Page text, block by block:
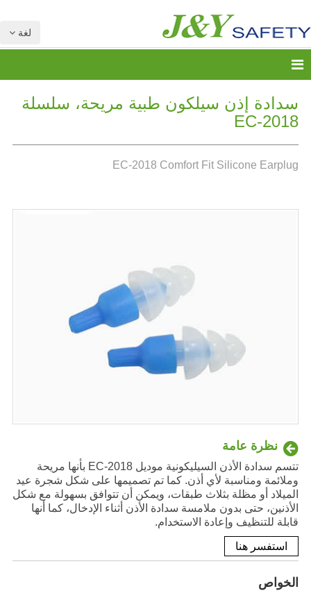
لغة
سدادة إذن سيلكون طبية مريحة، سلسلة
EC-2018
EC-2018 Comfort Fit Silicone Earplug
نظرة عامة
تتسم سدادة الأذن السيليكونية موديل EC-2018 بأنها مريحة
وملائمة ومناسبة لأي أذن. كما تم تصميمها على شكل شجرة عيد
الميلاد أو مظلة بثلاث طبقات، ويمكن أن تتوافق بسهولة مع شكل
الأذنين، حتى بدون ملامسة سدادة الأذن أثناء الإدخال، كما أنها
قابلة للتنظيف وإعادة الاستخدام.
استفسر هنا
الخواص